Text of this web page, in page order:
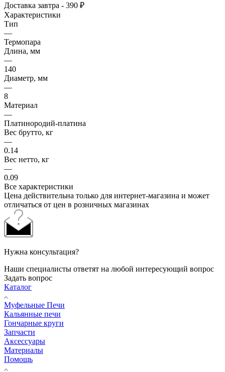
Доставка завтра - 390 ₽
Характеристики
Тип
—
Термопара
Длина, мм
—
140
Диаметр, мм
—
8
Материал
—
Платинородий-платина
Вес брутто, кг
—
0.14
Вес нетто, кг
—
0.09
Все характеристики
Цена действительна только для интернет-магазина и может
отличаться от цен в розничных магазинах
Нужна консультация?
Наши специалисты ответят на любой интересующий вопрос
Задать вопрос
Каталог
Муфельные Печи
Кальянные печи
Гончарные круги
Запчасти
Аксессуары
Материалы
Помощь